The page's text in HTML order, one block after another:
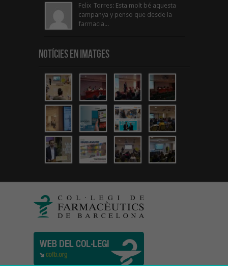
Felix Torres: Esta molt bé aquesta
campanya y penso que desde la
farmacia...
Notícies en Imatges